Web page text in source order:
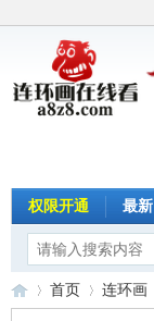
权限开通 最新
首页 连环画